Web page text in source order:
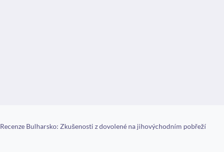
Recenze Bulharsko: Zkušenosti z dovolené na jihovýchodním pobřeží